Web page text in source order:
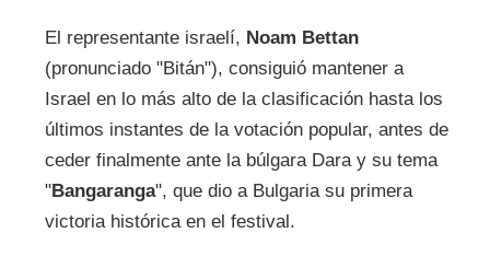
El representante israelí, Noam Bettan
(pronunciado "Bitán"), consiguió mantener a
Israel en lo más alto de la clasificación hasta los
últimos instantes de la votación popular, antes de
ceder finalmente ante la búlgara Dara y su tema
"Bangaranga", que dio a Bulgaria su primera
victoria histórica en el festival.